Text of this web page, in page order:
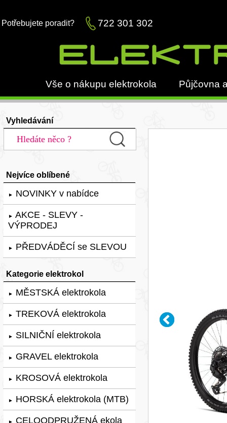
Potřebujete poradit? 722 301 302
Vše o nákupu elektrokola Půjčovna
Vyhledávání
Nejvíce oblíbené
► NOVINKY v nabídce
► AKCE - SLEVY -
VÝPRODEJ
► PŘEDVÁDĚCÍ se SLEVOU
Kategorie elektrokol
► MĚSTSKÁ elektrokola
► TREKOVÁ elektrokola
► SILNIČNÍ elektrokola
► GRAVEL elektrokola
► KROSOVÁ elektrokola
► HORSKÁ elektrokola (MTB)
► CELOODPRUŽENÁ ekola